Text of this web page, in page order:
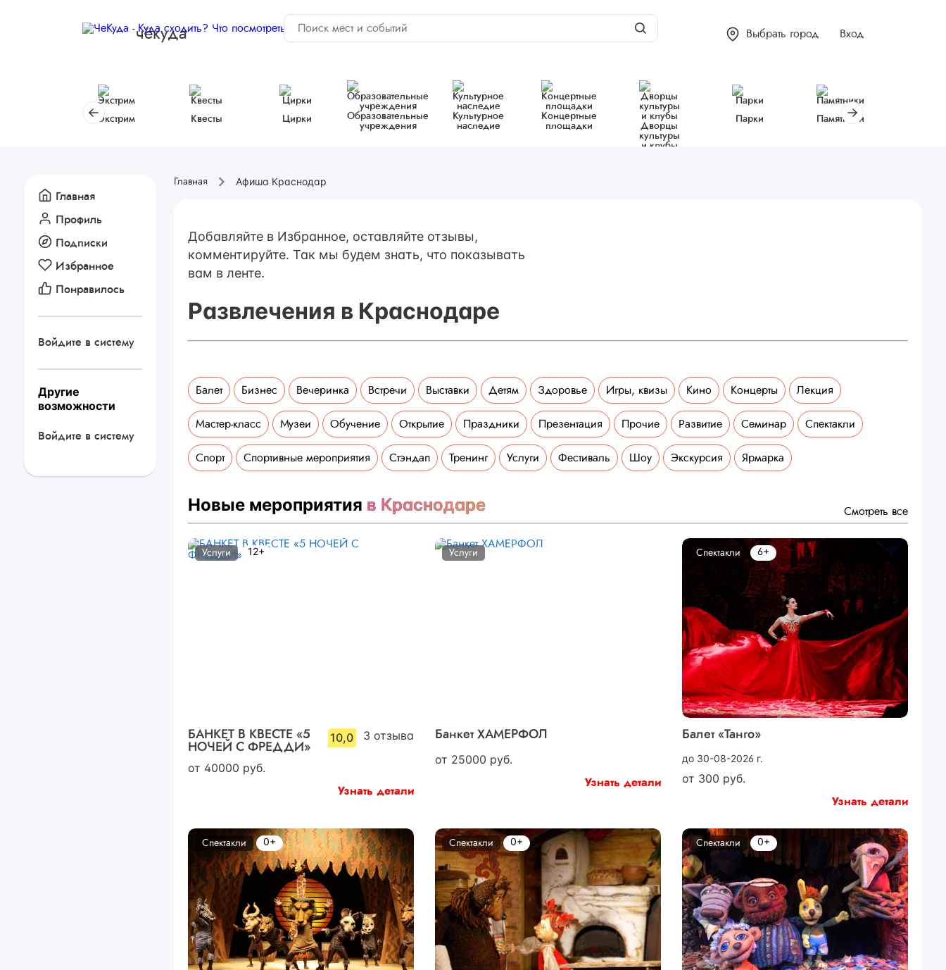
чёкуда Выбрать город Вход
Экстрим Квесты Цирки
Образовательные
учреждения
Культурное
наследие
Концертные
площадки
Дворцы
культуры
и клубы
Парки Памятники
Главная
Профиль
Подписки
Избранное
Понравилось
Войдите в систему
Другие
возможности
Войдите в систему
Главная Афиша Краснодар
Добавляйте в Избранное, оставляйте отзывы,
комментируйте. Так мы будем знать, что показывать
вам в ленте.
Развлечения в Краснодаре
Балет Бизнес Вечеринка Встречи Выставки Детям Здоровье Игры, квизы Кино Концерты Лекция
Мастер-класс Музеи Обучение Открытие Праздники Презентация Прочие Развитие Семинар Спектакли
Спорт Спортивные мероприятия Стэндап Тренинг Услуги Фестиваль Шоу Экскурсия Ярмарка
Новые мероприятия в Краснодаре Смотреть все
БАНКЕТ В КВЕСТЕ «5
НОЧЕЙ С ФРЕДДИ»
10,0 3 отзыва
от 40000 руб.
Услуги 12+
Узнать детали
Банкет ХАМЕРФОЛ
от 25000 руб.
Услуги
Узнать детали
Балет «Танго»
до 30-08-2026 г.
от 300 руб.
Спектакли 6+
Узнать детали
Спектакли 0+ Спектакли 0+ Спектакли 0+